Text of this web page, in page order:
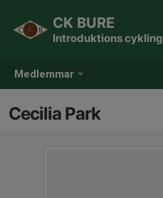
Medlemmar
CK BURE
Introduktions cykling
Cecilia Park